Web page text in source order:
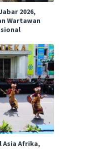
2026,
Wartawan
Asia Afrika,